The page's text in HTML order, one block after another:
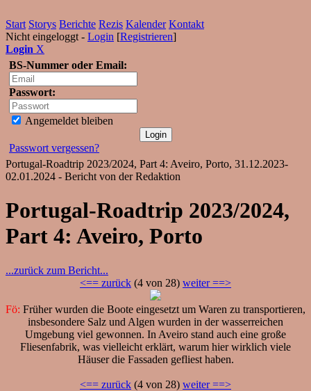
Start Storys Berichte Rezis Kalender Kontakt
Nicht eingeloggt - Login [Registrieren]
Login X
BS-Nummer oder Email:
Passwort:
Angemeldet bleiben
Passwort vergessen?
Portugal-Roadtrip 2023/2024, Part 4: Aveiro, Porto, 31.12.2023-
02.01.2024 - Bericht von der Redaktion
Portugal-Roadtrip 2023/2024,
Part 4: Aveiro, Porto
...zurück zum Bericht...
<== zurück (4 von 28) weiter ==>
Fö: Früher wurden die Boote eingesetzt um Waren zu transportieren,
insbesondere Salz und Algen wurden in der wasserreichen
Umgebung viel gewonnen. In Aveiro stand auch eine große
Fliesenfabrik, was vielleicht erklärt, warum hier wirklich viele
Häuser die Fassaden gefliest haben.
<== zurück (4 von 28) weiter ==>